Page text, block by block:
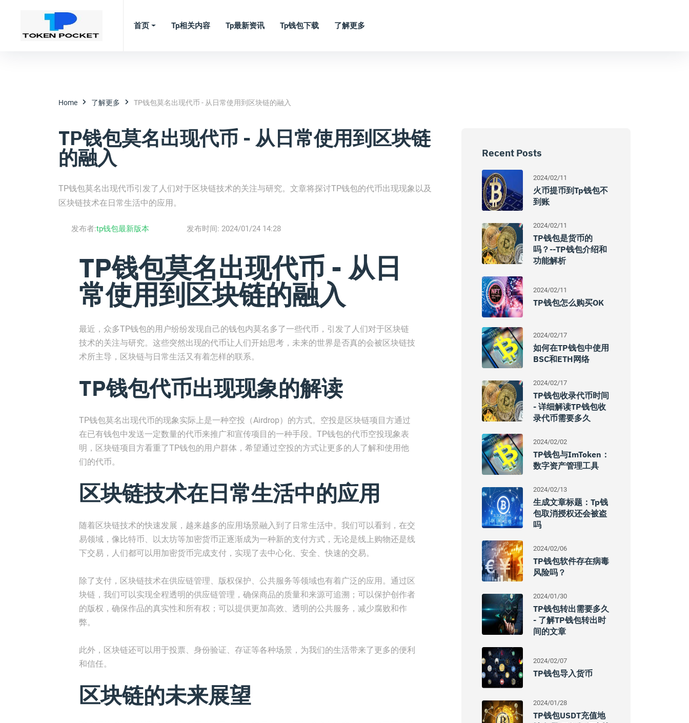
首页 Tp相关内容 Tp最新资讯 Tp钱包下载 了解更多
Home 了解更多 TP钱包莫名出现代币 - 从日常使用到区块链的融入
TP钱包莫名出现代币 - 从日常使用到区块链
的融入
TP钱包莫名出现代币引发了人们对于区块链技术的关注与研究。文章将探讨TP钱包的代币出现现象以及
区块链技术在日常生活中的应用。
发布者:tp钱包最新版本 发布时间: 2024/01/24 14:28
TP钱包莫名出现代币 - 从日
常使用到区块链的融入
最近，众多TP钱包的用户纷纷发现自己的钱包内莫名多了一些代币，引发了人们对于区块链
技术的关注与研究。这些突然出现的代币让人们开始思考，未来的世界是否真的会被区块链技
术所主导，区块链与日常生活又有着怎样的联系。
TP钱包代币出现现象的解读
TP钱包莫名出现代币的现象实际上是一种空投（Airdrop）的方式。空投是区块链项目方通过
在已有钱包中发送一定数量的代币来推广和宣传项目的一种手段。TP钱包的代币空投现象表
明，区块链项目方看重了TP钱包的用户群体，希望通过空投的方式让更多的人了解和使用他
们的代币。
区块链技术在日常生活中的应用
随着区块链技术的快速发展，越来越多的应用场景融入到了日常生活中。我们可以看到，在交
易领域，像比特币、以太坊等加密货币正逐渐成为一种新的支付方式，无论是线上购物还是线
下交易，人们都可以用加密货币完成支付，实现了去中心化、安全、快速的交易。
除了支付，区块链技术在供应链管理、版权保护、公共服务等领域也有着广泛的应用。通过区
块链，我们可以实现全程透明的供应链管理，确保商品的质量和来源可追溯；可以保护创作者
的版权，确保作品的真实性和所有权；可以提供更加高效、透明的公共服务，减少腐败和作
弊。
此外，区块链还可以用于投票、身份验证、存证等各种场景，为我们的生活带来了更多的便利
和信任。
区块链的未来展望
Recent Posts
2024/02/11
火币提币到tp钱包不
到账
2024/02/11
TP钱包是货币的
吗？--TP钱包介绍和
功能解析
2024/02/11
TP钱包怎么购买OK
2024/02/17
如何在TP钱包中使用
BSC和ETH网络
2024/02/17
TP钱包收录代币时间
- 详细解读TP钱包收
录代币需要多久
2024/02/02
TP钱包与imToken：
数字资产管理工具
2024/02/13
生成文章标题：Tp钱
包取消授权还会被盗
吗
2024/02/06
TP钱包软件存在病毒
风险吗？
2024/01/30
TP钱包转出需要多久
- 了解TP钱包转出时
间的文章
2024/02/07
TP钱包导入货币
2024/01/28
TP钱包USDT充值地